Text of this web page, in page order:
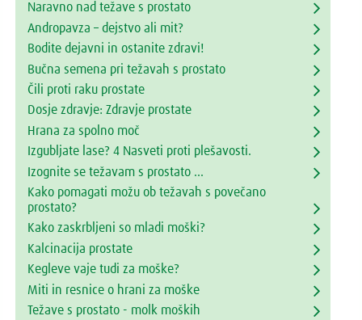
Naravno nad težave s prostato
Andropavza – dejstvo ali mit?
Bodite dejavni in ostanite zdravi!
Bučna semena pri težavah s prostato
Čili proti raku prostate
Dosje zdravje: Zdravje prostate
Hrana za spolno moč
Izgubljate lase? 4 Nasveti proti plešavosti.
Izognite se težavam s prostato ...
Kako pomagati možu ob težavah s povečano
prostato?
Kako zaskrbljeni so mladi moški?
Kalcinacija prostate
Kegleve vaje tudi za moške?
Miti in resnice o hrani za moške
Težave s prostato - molk moških